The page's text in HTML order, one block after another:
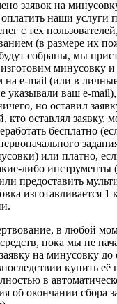
заявок на
наши услуги
с тех
(в размере их
собраны, мы
минусовку
на e-mail (или в
указывали ваш e-
но оставил
оставлял заявку,
бесплатно
или платно,
либо инструменты
предоставить
изготавливается 1
в любой
пока мы не
на минусовку до
купить её
в
об окончании сбора